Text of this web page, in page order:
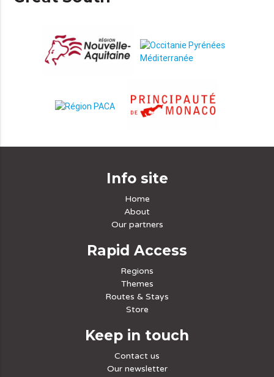
Info site
Home
About
Our partners
Rapid Access
Regions
Themes
Routes & Stays
Store
Keep in touch
Contact us
Our newsletter